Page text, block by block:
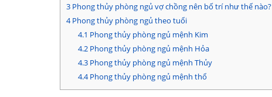
3 Phong thủy phòng ngủ vợ chồng nên bố trí như thế nào?
4Phong thủy phòng ngủ theo tuổi
4.1 Phong thủy phòng ngủ mệnh Kim
4.2Phong thủy phòng ngủ mệnh Hỏa
4.3Phong thủy phòng ngủ mệnh Thủy
4.4Phong thủy phòng ngủ mệnh thổ